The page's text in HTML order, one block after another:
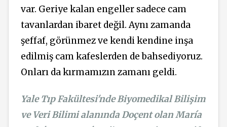
var. Geriye kalan engeller sadece cam
tavanlardan ibaret değil. Aynı zamanda
şeffaf, görünmez ve kendi kendine inşa
edilmiş cam kafeslerden de bahsediyoruz.
Onları da kırmamızın zamanı geldi.
Yale Tıp Fakültesi'nde Biyomedikal Bilişim
ve Veri Bilimi alanında Doçent olan María